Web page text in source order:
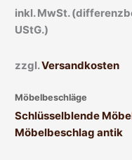
inkl. MwSt.
UStG.)
zzgl.Versandkosten
Möbelbeschläge
Schlüsselblende
Möbelbeschlag antik